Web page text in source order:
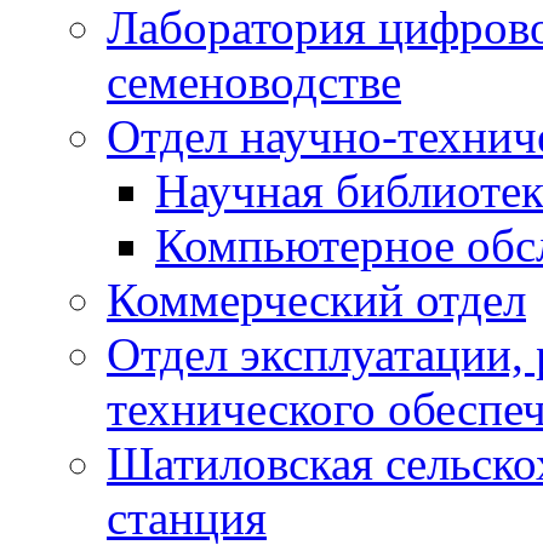
Лаборатория
семеноводстве
Отдел научно-
Научная
Компьютерное
Коммерческий отдел
Отдел
технического
Шатиловская
станция